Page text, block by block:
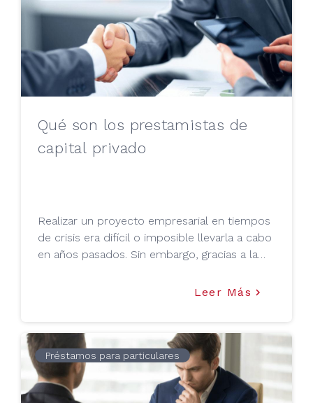
Qué son los prestamistas de
capital privado
Realizar un proyecto empresarial en tiempos
de crisis era difícil o imposible llevarla a cabo
en años pasados. Sin embargo, gracias a la
Leer Más keyboard_arrow_right
Préstamos para particulares